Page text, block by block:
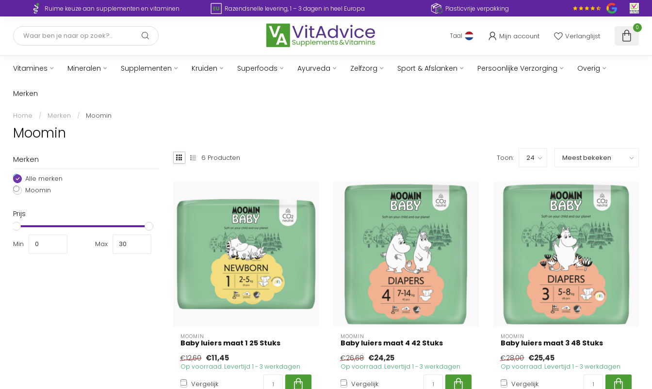
Ruime keuze aan supplementen en vitaminen Razendsnelle levering, 1 – 3 dagen in heel Europa Plasticvrije verpakking
Taal Mijn account Verlanglijst
0
Vitamines Mineralen Supplementen Kruiden Superfoods Ayurveda Zelfzorg Sport & Afslanken Persoonlijke Verzorging Overig
Merken
Home / Merken / Moomin
Moomin
Merken
Alle merken
Moomin
Prijs
Min Max
6 Producten Toon:
MOOMIN
Baby luiers maat 1 25 Stuks
€12,60 €11,45
Op voorraad. Levertijd 1 - 3 werkdagen
Vergelijk
MOOMIN
Baby luiers maat 4 42 Stuks
€26,68 €24,25
Op voorraad. Levertijd 1 - 3 werkdagen
Vergelijk
MOOMIN
Baby luiers maat 3 48 Stuks
€28,00 €25,45
Op voorraad. Levertijd 1 - 3 werkdagen
Vergelijk